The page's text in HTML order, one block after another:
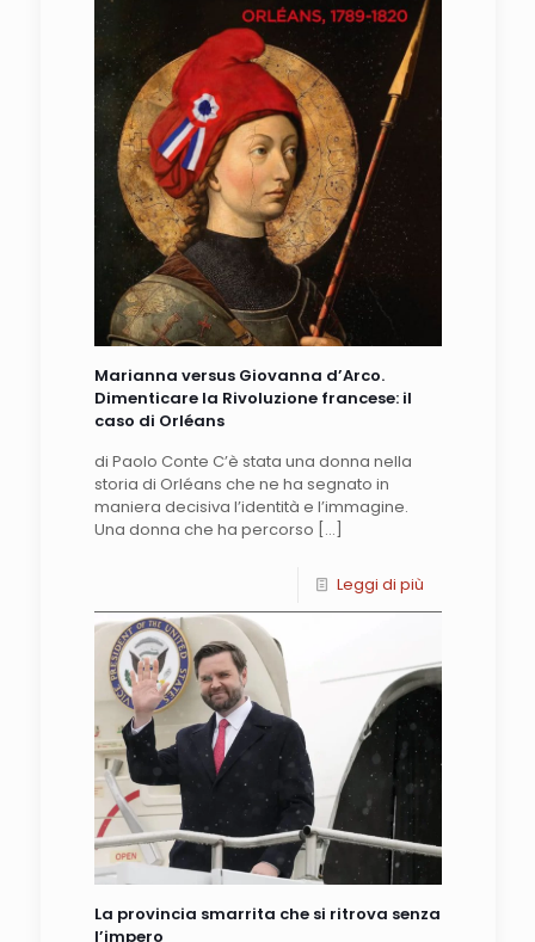
Marianna versus Giovanna d’Arco.
Dimenticare la Rivoluzione francese: il
caso di Orléans
di Paolo Conte C’è stata una donna nella
storia di Orléans che ne ha segnato in
maniera decisiva l’identità e l’immagine.
Una donna che ha percorso […]
Leggi di più
La provincia smarrita che si ritrova senza
l’impero